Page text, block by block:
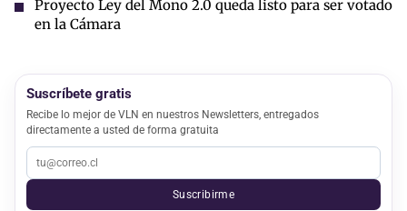
Proyecto Ley del Mono 2.0 queda listo para ser votado
en la Cámara
Suscríbete gratis
Recibe lo mejor de VLN en nuestros Newsletters, entregados
directamente a usted de forma gratuita
Suscribirme